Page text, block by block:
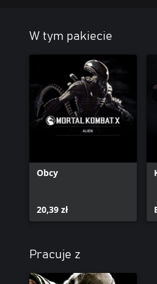
W tym pakiecie
Obcy
20,39 zł
Pracuje z